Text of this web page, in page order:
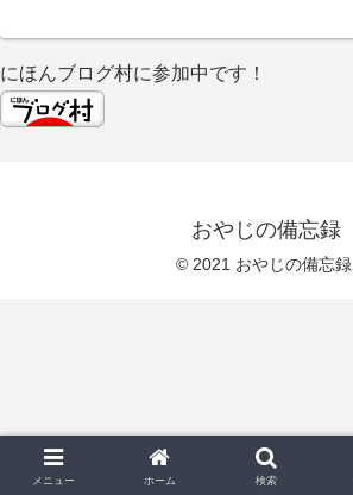
にほんブログ村に参加中です！
おやじの備忘録
© 2021 おやじの備忘録.
メニュー ホーム 検索